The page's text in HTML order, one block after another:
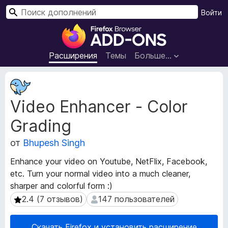
Д
о
п
о
е
н
л
я
р
а
у
Расширения Темы Больше…
Войти
П
Video Enhancer - Color
Grading
от Bhupesh Singh
Enhance your video on Youtube, NetFlix, Facebook,
etc. Turn your normal video into a much cleaner,
sharper and colorful form :)
2.4 (7 отзывов)
2.4 (7 отзывов) 147 пользователей
147 пользователей
М
е
т
а
д
а
н
н
ы
е
р
а